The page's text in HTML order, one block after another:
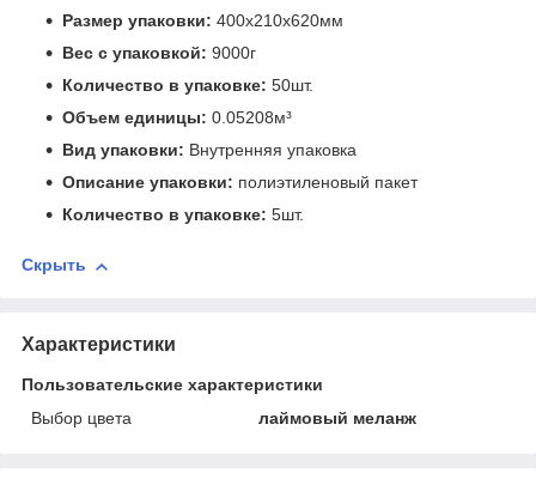
Размер упаковки: 400x210x620мм
Вес с упаковкой: 9000г
Количество в упаковке: 50шт.
Объем единицы: 0.05208м³
Вид упаковки: Внутренняя упаковка
Описание упаковки: полиэтиленовый пакет
Количество в упаковке: 5шт.
Скрыть
Характеристики
Пользовательские характеристики
Выбор цвета
лаймовый меланж